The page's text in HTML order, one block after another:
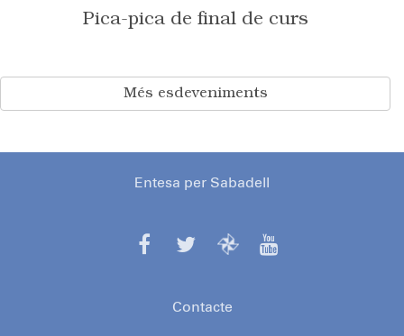
Pica-pica de final de curs
Més esdeveniments
Entesa per Sabadell
Contacte